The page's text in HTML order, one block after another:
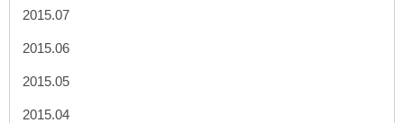
2015.07
2015.06
2015.05
2015.04